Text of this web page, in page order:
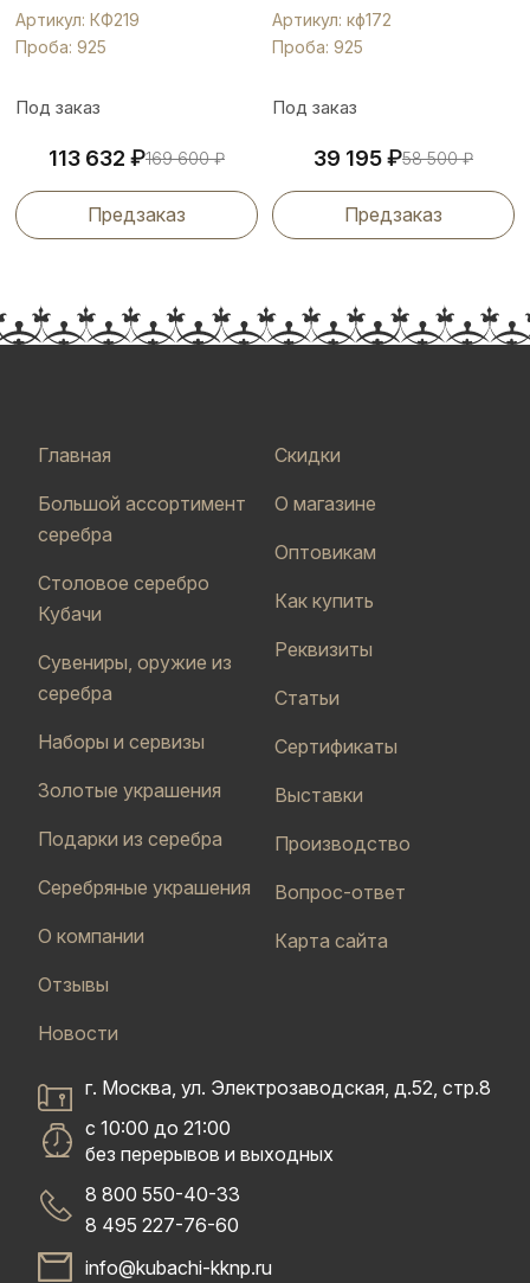
Артикул: КФ219
Проба: 925
Под заказ
113 632 ₽169 600₽
Предзаказ
Артикул: кф172
Проба: 925
Под заказ
39 195₽58 500₽
Предзаказ
Главная
Большой ассортимент
серебра
Столовое серебро
Кубачи
Сувениры, оружие из
серебра
Наборы и сервизы
Золотые украшения
Подарки из серебра
Серебряные украшения
О компании
Отзывы
Новости
Скидки
О магазине
Оптовикам
Как купить
Реквизиты
Статьи
Сертификаты
Выставки
Производство
Вопрос-ответ
Карта сайта
г. Москва, ул. Электрозаводская, д.52, стр.8
с 10:00 до 21:00
без перерывов и выходных
8 800 550-40-33
8 495 227-76-60
info@kubachi-kknp.ru